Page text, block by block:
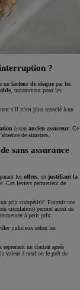
?
un facteur de risque par les
, notamment pour les
s’il n’est plus associé à un
à son ancien assureur. Ce
de sinistres.
sans assurance
les offres , en justifiant la
Ces leviers permettent de
un prix compétitif. Fournir une
circulation) permet aussi de
à petit prix.
judicieux selon les
reprenant un contrat après
valeur à neuf ou le prêt de